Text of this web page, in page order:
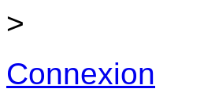
>
Connexion